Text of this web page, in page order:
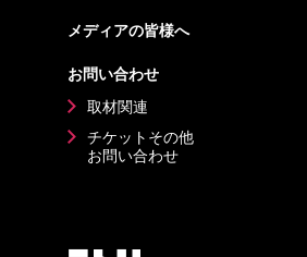
メディアの皆様へ
お問い合わせ
取材関連
チケットその他
お問い合わせ